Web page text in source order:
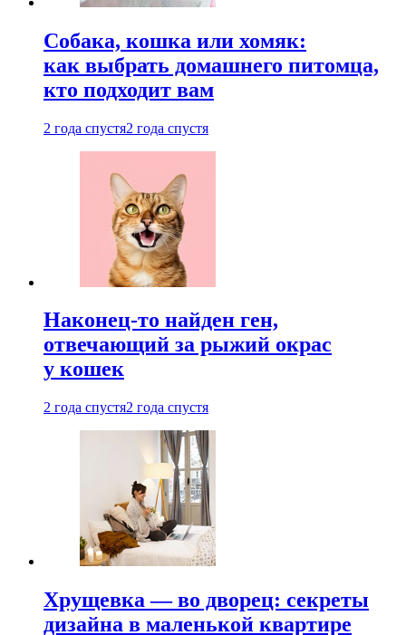
Собака, кошка или хомяк:
как выбрать домашнего питомца,
кто подходит вам
2 года спустя2 года спустя
Наконец-то найден ген,
отвечающий за рыжий окрас
у кошек
2 года спустя2 года спустя
Хрущевка — во дворец: секреты
дизайна в маленькой квартире